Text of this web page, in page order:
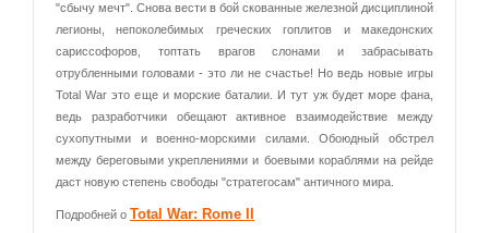
"сбычу мечт". Снова вести в бой скованные железной дисциплиной
легионы, непоколебимых греческих гоплитов и македонских
сариссофоров, топтать врагов слонами и забрасывать
отрубленными головами - это ли не счастье! Но ведь новые игры
Total War это еще и морские баталии. И тут уж будет море фана,
ведь разработчики обещают активное взаимодействие между
сухопутными и военно-морскими силами. Обоюдный обстрел
между береговыми укреплениями и боевыми кораблями на рейде
даст новую степень свободы "стратегосам" античного мира.
Подробней о Total War: Rome II